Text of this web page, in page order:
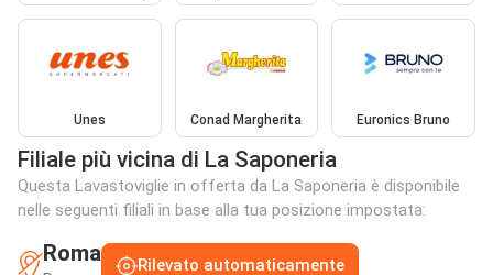
Unes Conad Margherita Euronics Bruno
Filiale più vicina di La Saponeria
Questa Lavastoviglie in offerta da La Saponeria è disponibile
nelle seguenti filiali in base alla tua posizione impostata:
Roma Rilevato automaticamente